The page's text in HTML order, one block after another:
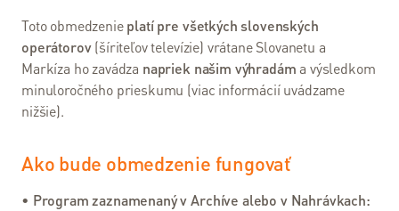
Balíček s
Televíziou
Návody
Slovanet
Toto obmedzenieplatí pre všetkých slovenských
operátorov(šíriteľov televízie) vrátane Slovanetu a
Markíza ho zavádza napriek našim výhradáma výsledkom
minuloročného prieskumu (viac informácií uvádzame
nižšie).
Ako bude obmedzenie fungovať
• Program zaznamenaný v Archíve alebo v Nahrávkach: